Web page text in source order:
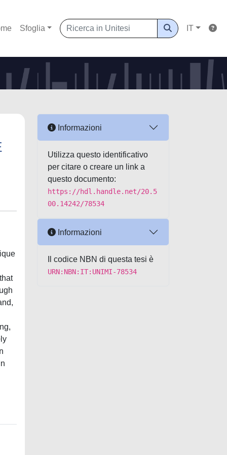
Sfoglia IT
Informazioni
Utilizza questo identificativo
per citare o creare un link a
questo documento:
https://hdl.handle.net/20.5
00.14242/78534
Informazioni
Il codice NBN di questa tesi è
URN:NBN:IT:UNIMI-78534